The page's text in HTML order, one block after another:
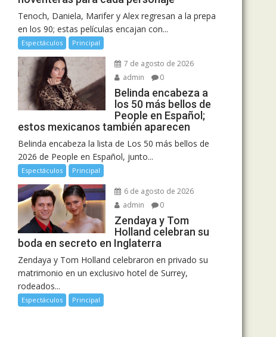
Tenoch, Daniela, Marifer y Alex regresan a la prepa
en los 90; estas películas encajan con...
Espectáculos Principal
7 de agosto de 2026
admin
0
Belinda encabeza a
los 50 más bellos de
People en Español;
estos mexicanos también aparecen
Belinda encabeza la lista de Los 50 más bellos de
2026 de People en Español, junto...
Espectáculos Principal
6 de agosto de 2026
admin
0
Zendaya y Tom
Holland celebran su
boda en secreto en Inglaterra
Zendaya y Tom Holland celebraron en privado su
matrimonio en un exclusivo hotel de Surrey,
rodeados...
Espectáculos Principal